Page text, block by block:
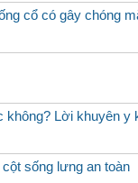
cổ có gây chóng
không? Lời khuyên y
sống lưng an toàn